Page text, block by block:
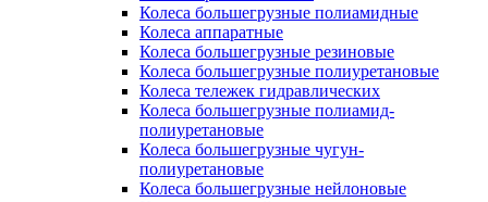
Колеса большегрузные полиамидные
Колеса аппаратные
Колеса большегрузные резиновые
Колеса большегрузные полиуретановые
Колеса тележек гидравлических
Колеса большегрузные полиамид-
полиуретановые
Колеса большегрузные чугун-
полиуретановые
Колеса большегрузные нейлоновые